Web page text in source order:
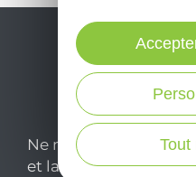
Ne manquez pas
et laissez-vous
Tout